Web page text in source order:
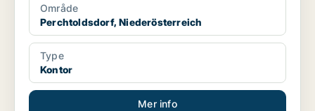
Område
Perchtoldsdorf, Niederösterreich
Type
Kontor
Mer info